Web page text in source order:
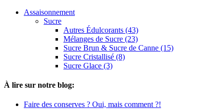
Assaisonnement
Sucre
Autres Édulcorants (43)
Mélanges de Sucre (23)
Sucre Brun & Sucre de Canne (15)
Sucre Cristallisé (8)
Sucre Glace (3)
À lire sur notre blog:
Faire des conserves ? Oui, mais comment ?!